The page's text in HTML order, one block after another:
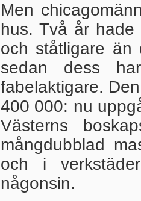
Men
hus. Två år
och ståtligare än
sedan dess
fabelaktigare.
400 000: nu
Västerns
mångdubblad
och i
någonsin.